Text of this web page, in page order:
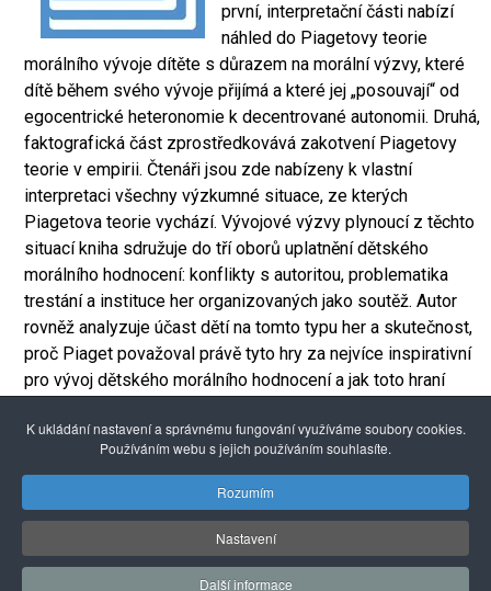
první, interpretační části nabízí
náhled do Piagetovy teorie
morálního vývoje dítěte s důrazem na morální výzvy, které
dítě během svého vývoje přijímá a které jej „posouvají“ od
egocentrické heteronomie k decentrované autonomii. Druhá,
faktografická část zprostředkovává zakotvení Piagetovy
teorie v empirii. Čtenáři jsou zde nabízeny k vlastní
interpretaci všechny výzkumné situace, ze kterých
Piagetova teorie vychází. Vývojové výzvy plynoucí z těchto
situací kniha sdružuje do tří oborů uplatnění dětského
morálního hodnocení: konflikty s autoritou, problematika
trestání a instituce her organizovaných jako soutěž. Autor
rovněž analyzuje účast dětí na tomto typu her a skutečnost,
proč Piaget považoval právě tyto hry za nejvíce inspirativní
pro vývoj dětského morálního hodnocení a jak toto hraní
Více informací na stránkáchnakladatelství Karolinum
Alexandria Book Library
© 2026 Pražské centrum primární prevence
K ukládání nastavení a správnému fungování využíváme soubory cookies.
Používáním webu s jejich používáním souhlasíte.
Rozumím
Nastavení
Další informace